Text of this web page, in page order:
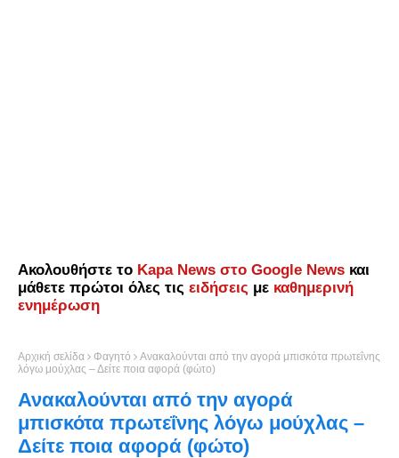
Ακολουθήστε το Kapa News στο Google News και
μάθετε πρώτοι όλες τις ειδήσεις με καθημερινή
ενημέρωση
Αρχική σελίδα Φαγητό
Ανακαλούνται από την αγορά μπισκότα πρωτεΐνης
λόγω μούχλας – Δείτε ποια αφορά (φώτο)
Ανακαλούνται από την αγορά
μπισκότα πρωτεΐνης λόγω μούχλας –
Δείτε ποια αφορά (φώτο)